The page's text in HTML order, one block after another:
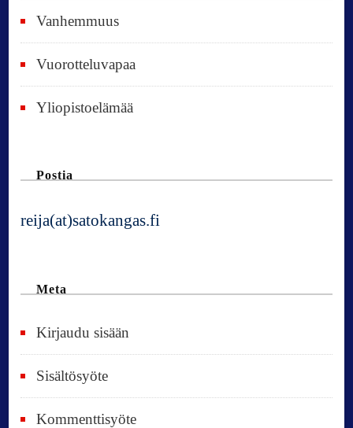
Vanhemmuus
Vuorotteluvapaa
Yliopistoelämää
Postia
reija(at)satokangas.fi
Meta
Kirjaudu sisään
Sisältösyöte
Kommenttisyöte